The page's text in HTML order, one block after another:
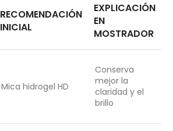
RECOMENDACIÓN
INICIAL
EXPLICACIÓN
EN
MOSTRADOR
Mica hidrogel HD
Conserva
mejor la
claridad y el
brillo